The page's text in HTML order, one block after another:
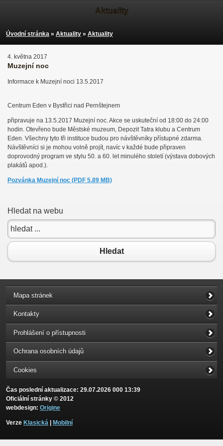
Aktuality
Úvodní stránka » Aktuality » Aktuality
4. května 2017
Muzejní noc
Informace k Muzejní noci 13.5.2017
Centrum Eden v Bystřici nad Pernštejnem
připravuje na 13.5.2017 Muzejní noc. Akce se uskuteční od 18:00 do 24:00
hodin. Otevřeno bude Městské muzeum, Depozit Tatra klubu a Centrum
Eden. Všechny tyto tři instituce budou pro návštěvníky přístupné zdarma.
Návštěvníci si je mohou volně projít, navíc v každé bude připraven
doprovodný program ve stylu 50. a 60. let minulého století (výstava dobových
plakátů apod.).
Pozvánka Muzejní noc (PDF 5.89 MB)
Hledat na webu
Hledat
Mapa stránek
Kontakty
Prohlášení o přístupnosti
Ochrana osobních údajů
Cookies
Čas poslední aktualizace: 29.07.2026 000 13:39
Oficiální stránky © 2012
webdesign: Origine
Verze Klasická Mobilní